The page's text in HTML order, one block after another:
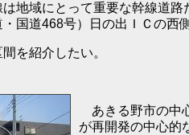
地域にとって重要な幹線道
国道468号）日の出ＩＣの
を紹介したい。
あきる野市の中
が再開発の中心的